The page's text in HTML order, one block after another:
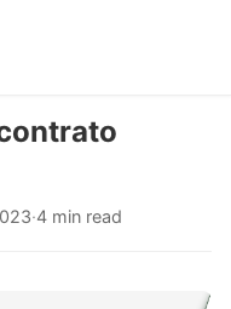
·4 min read